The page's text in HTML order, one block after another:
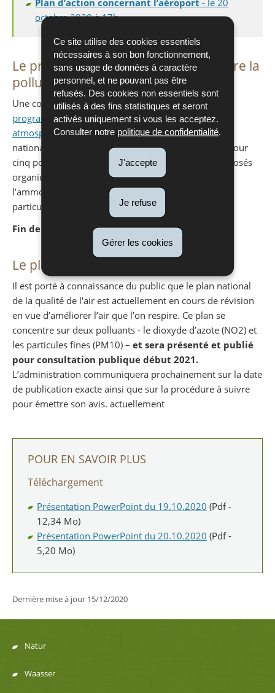
Ce site utilise des cookies essentiels
nécessaires à son bon fonctionnement,
sans usage de données à caractère
personnel, et ne pouvant pas être
refusés. Des cookies non essentiels sont
utilisés à des fins statistiques et seront
activés uniquement si vous les acceptez.
Consulter notre politique de confidentialité
J'accepte
Je refuse
Gérer les cookies
Plan d’action concernant l’aéroport - le 20
octobre 2020 à 17h
Le programme national de lutte contre la
pollution atmosphérique (NAPCP)
Une consultation publique est organisée pour le
programme national de lutte contre la pollution
atmosphérique (NAPCP)afin d’atteindre les plafonds
nationaux des émissions fixés au niveau européen pour
cinq polluants : le dioxyde de soufre (SO2), les composés
organiques volatils non méthaniques (COVNM),
l’ammoniac (NH3), les oxydes d'azote (NOx) et les
particules fines (PM2,5).
Fin de la consultation publique (01.12.2020)
Le plan national de la qualité de l’air
Il est porté à connaissance du public que le plan national
de la qualité de l'air est actuellement en cours de révision
en vue d’améliorer l’air que l’on respire. Ce plan se
concentre sur deux polluants - le dioxyde d’azote (NO2) et
les particules fines (PM10) – et sera présenté et publié
pour consultation publique début 2021.
L’administration communiquera prochainement sur la date
de publication exacte ainsi que sur la procédure à suivre
pour émettre son avis. actuellement
POUR EN SAVOIR PLUS
Téléchargement
Présentation PowerPoint du 19.10.2020 (Pdf -
12,34 Mo)
Présentation PowerPoint du 20.10.2020 (Pdf -
5,20 Mo)
Dernière mise à jour 15/12/2020
Menu
Natur
Waasser